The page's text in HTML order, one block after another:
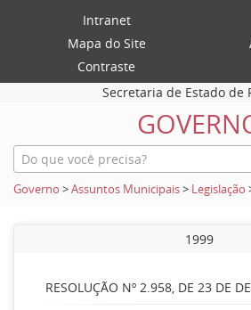
Intranet
Mapa do Site
Contraste
Secretaria de Estado de
Governo >Assuntos Municipais> Legislação
1999
RESOLUÇÃO Nº 2.958, DE 23 DE